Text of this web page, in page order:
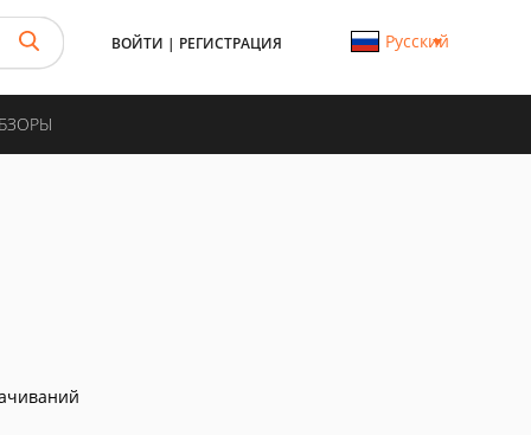
ВОЙТИ | РЕГИСТРАЦИЯ Русский